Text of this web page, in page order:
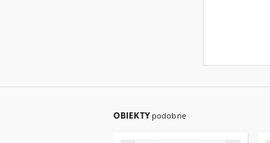
OBIEKTY podobne